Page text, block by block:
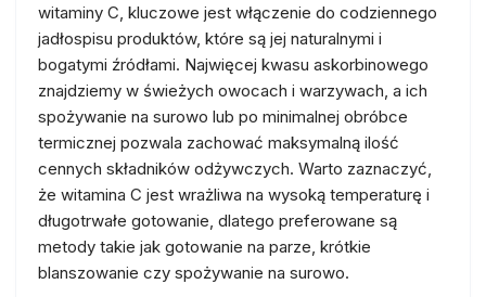
witaminy C, kluczowe jest włączenie do codziennego
jadłospisu produktów, które są jej naturalnymi i
bogatymi źródłami. Najwięcej kwasu askorbinowego
znajdziemy w świeżych owocach i warzywach, a ich
spożywanie na surowo lub po minimalnej obróbce
termicznej pozwala zachować maksymalną ilość
cennych składników odżywczych. Warto zaznaczyć,
że witamina C jest wrażliwa na wysoką temperaturę i
długotrwałe gotowanie, dlatego preferowane są
metody takie jak gotowanie na parze, krótkie
blanszowanie czy spożywanie na surowo.